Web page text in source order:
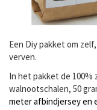
Een Diy pakket om
verven.
In het pakket de 100%
walnootschalen, 50
meter afbindjersey en